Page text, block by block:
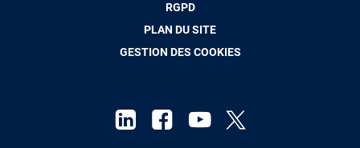
RGPD
PLAN DU SITE
GESTION DES COOKIES